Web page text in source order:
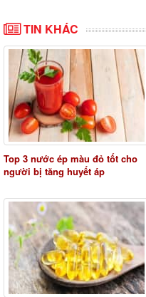
TIN KHÁC
Top 3 nước ép màu đỏ tốt cho
người bị tăng huyết áp